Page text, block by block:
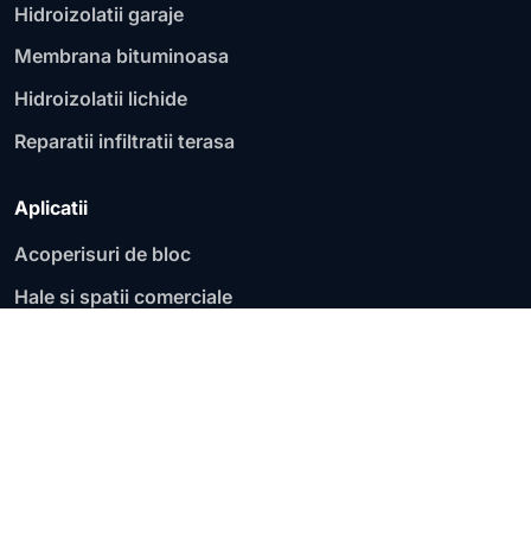
Hidroizolatii garaje
Membrana bituminoasa
Hidroizolatii lichide
Reparatii infiltratii terasa
Aplicatii
Acoperisuri de bloc
Hale si spatii comerciale